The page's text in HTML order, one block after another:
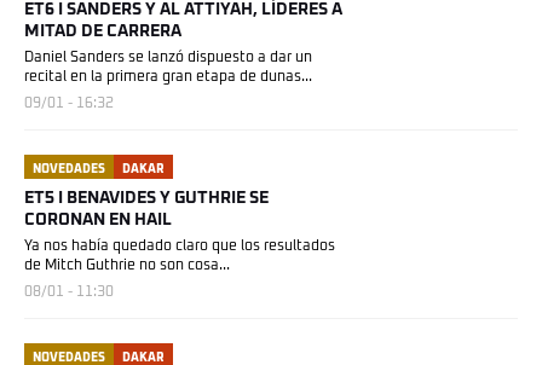
ET6 I SANDERS Y AL ATTIYAH, LÍDERES A
MITAD DE CARRERA
Daniel Sanders se lanzó dispuesto a dar un
recital en la primera gran etapa de dunas...
09/01 - 16:32
NOVEDADES DAKAR
ET5 I BENAVIDES Y GUTHRIE SE
CORONAN EN HAIL
Ya nos había quedado claro que los resultados
de Mitch Guthrie no son cosa...
08/01 - 11:30
NOVEDADES DAKAR